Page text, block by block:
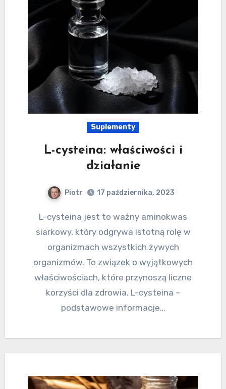
Suplementy
L-cysteina: właściwości i
działanie
Piotr 17 października, 2023
L-cysteina jest to ważny aminokwas
siarkowy, który odgrywa istotną rolę w
organizmach wszystkich żywych
organizmów. To związek o wyjątkowych
właściwościach, które przynoszą liczne
korzyści dla zdrowia. L-cysteina –
podstawowe informacje…